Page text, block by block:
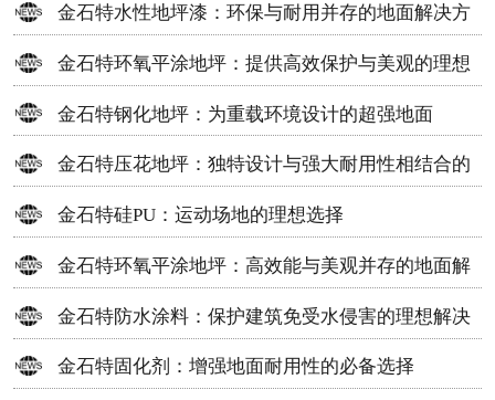
金石特水性地坪漆：环保与耐用并存的地面解决方
案
金石特环氧平涂地坪：提供高效保护与美观的理想
选择
金石特钢化地坪：为重载环境设计的超强地面
金石特压花地坪：独特设计与强大耐用性相结合的
地面材料
金石特硅PU：运动场地的理想选择
金石特环氧平涂地坪：高效能与美观并存的地面解
决方案
金石特防水涂料：保护建筑免受水侵害的理想解决
方案
金石特固化剂：增强地面耐用性的必备选择